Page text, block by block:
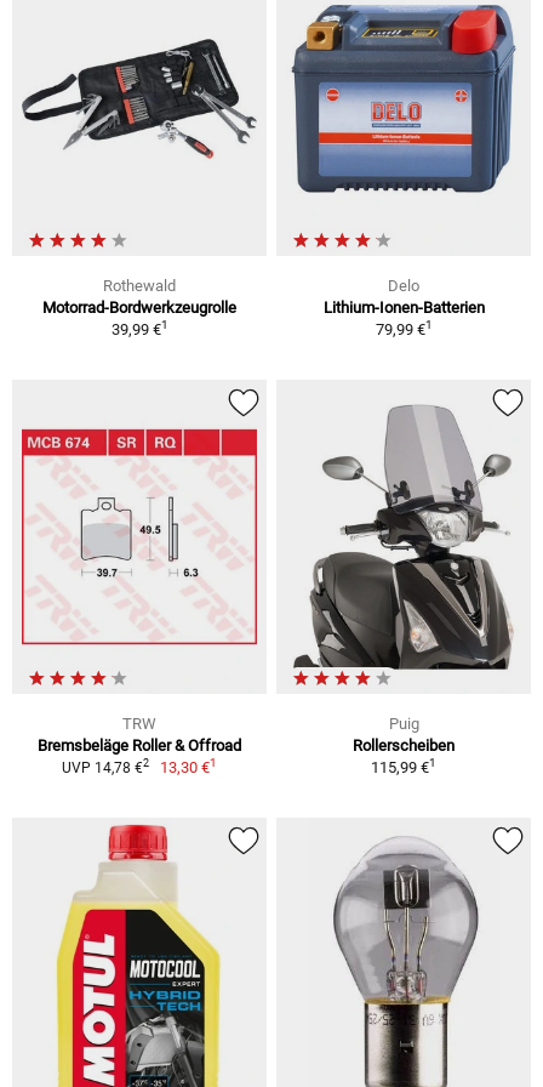
Rothewald
Motorrad-Bordwerkzeugrolle
39,99 €1
Delo
Lithium-Ionen-Batterien
79,99 €1
TRW
Bremsbeläge Roller & Offroad
UVP 14,78 €2 13,30 €1
Puig
Rollerscheiben
115,99 €1